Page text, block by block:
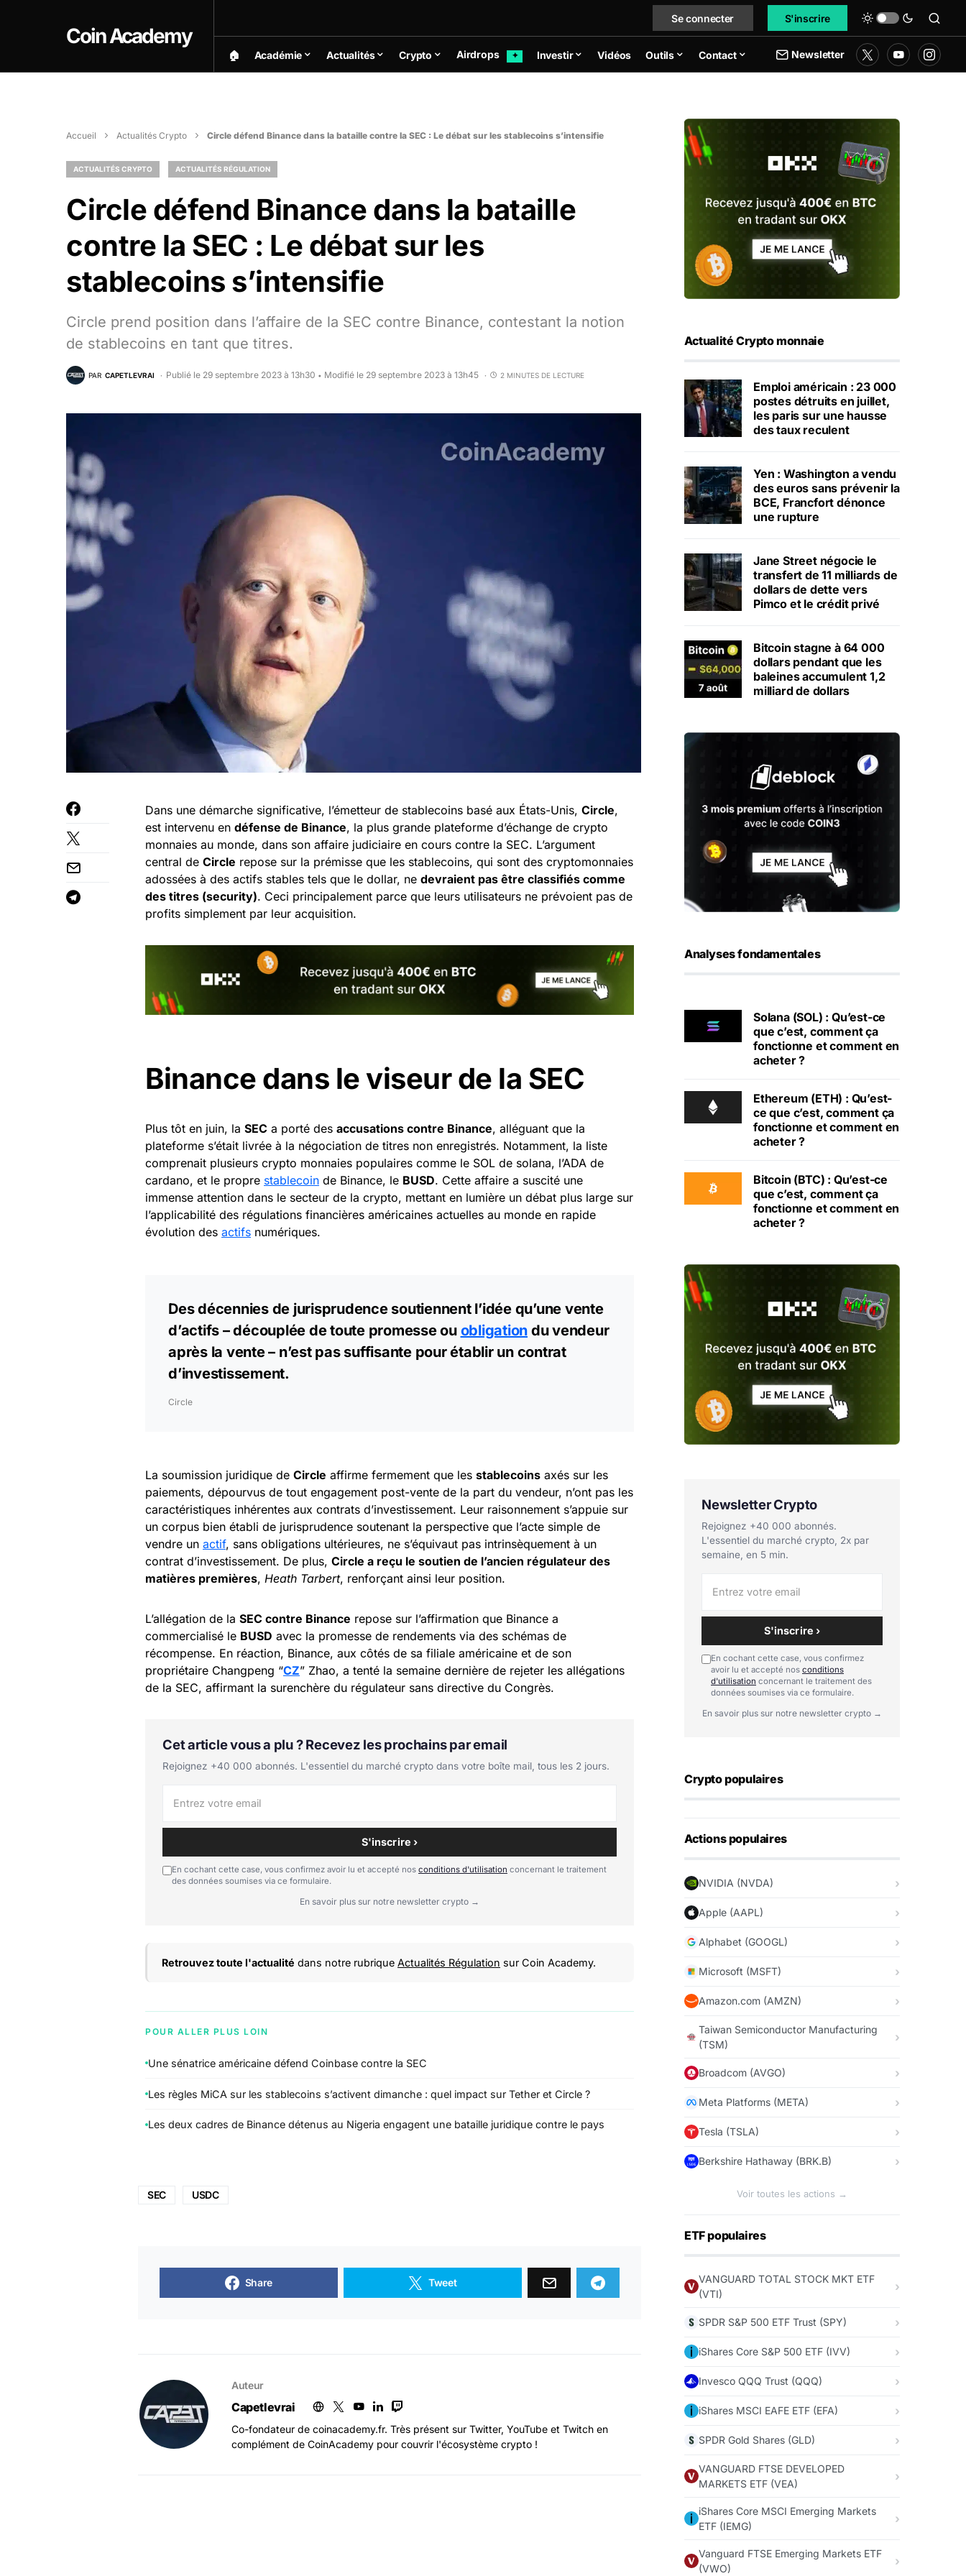
Coin Academy
Se connecter S'inscrire
🏠︎ Académie Actualités Crypto Airdrops ✦ Investir Vidéos Outils Contact Newsletter
Accueil Actualités Crypto Circle défend Binance dans la bataille contre la SEC : Le débat sur les stablecoins s’intensifie
ACTUALITÉS CRYPTO ACTUALITÉS RÉGULATION
Circle défend Binance dans la bataille
contre la SEC : Le débat sur les
stablecoins s’intensifie
Circle prend position dans l’affaire de la SEC contre Binance, contestant la notion
de stablecoins en tant que titres.
PAR CAPETLEVRAI Publié le 29 septembre 2023 à 13h30 • Modifié le 29 septembre 2023 à 13h45 2 MINUTES DE LECTURE
Dans une démarche significative, l’émetteur de stablecoins basé aux États-Unis, Circle,
est intervenu en défense de Binance, la plus grande plateforme d’échange de crypto
monnaies au monde, dans son affaire judiciaire en cours contre la SEC. L’argument
central de Circle repose sur la prémisse que les stablecoins, qui sont des cryptomonnaies
adossées à des actifs stables tels que le dollar, ne devraient pas être classifiés comme
des titres (security). Ceci principalement parce que leurs utilisateurs ne prévoient pas de
profits simplement par leur acquisition.
Binance dans le viseur de la SEC
Plus tôt en juin, la SEC a porté des accusations contre Binance, alléguant que la
plateforme s’était livrée à la négociation de titres non enregistrés. Notamment, la liste
comprenait plusieurs crypto monnaies populaires comme le SOL de solana, l’ADA de
cardano, et le propre stablecoin de Binance, le BUSD. Cette affaire a suscité une
immense attention dans le secteur de la crypto, mettant en lumière un débat plus large sur
l’applicabilité des régulations financières américaines actuelles au monde en rapide
évolution des actifs numériques.
Des décennies de jurisprudence soutiennent l’idée qu’une vente
d’actifs – découplée de toute promesse ou obligation du vendeur
après la vente – n’est pas suffisante pour établir un contrat
d’investissement.
Circle
La soumission juridique de Circle affirme fermement que les stablecoins axés sur les
paiements, dépourvus de tout engagement post-vente de la part du vendeur, n’ont pas les
caractéristiques inhérentes aux contrats d’investissement. Leur raisonnement s’appuie sur
un corpus bien établi de jurisprudence soutenant la perspective que l’acte simple de
vendre un actif, sans obligations ultérieures, ne s’équivaut pas intrinsèquement à un
contrat d’investissement. De plus, Circle a reçu le soutien de l’ancien régulateur des
matières premières, Heath Tarbert, renforçant ainsi leur position.
L’allégation de la SEC contre Binance repose sur l’affirmation que Binance a
commercialisé le BUSD avec la promesse de rendements via des schémas de
récompense. En réaction, Binance, aux côtés de sa filiale américaine et de son
propriétaire Changpeng “CZ” Zhao, a tenté la semaine dernière de rejeter les allégations
de la SEC, affirmant la surenchère du régulateur sans directive du Congrès.
Cet article vous a plu ? Recevez les prochains par email
Rejoignez +40 000 abonnés. L'essentiel du marché crypto dans votre boîte mail, tous les 2 jours.
S'inscrire ›
En cochant cette case, vous confirmez avoir lu et accepté nos conditions d'utilisation concernant le traitement
des données soumises via ce formulaire.
En savoir plus sur notre newsletter crypto →
Retrouvez toute l'actualité dans notre rubrique Actualités Régulation sur Coin Academy.
POUR ALLER PLUS LOIN
Une sénatrice américaine défend Coinbase contre la SEC
Les règles MiCA sur les stablecoins s’activent dimanche : quel impact sur Tether et Circle ?
Les deux cadres de Binance détenus au Nigeria engagent une bataille juridique contre le pays
SEC USDC
Share Tweet
Auteur
Capetlevrai
Co-fondateur de coinacademy.fr. Très présent sur Twitter, YouTube et Twitch en
complément de CoinAcademy pour couvrir l'écosystème crypto !
Actualité Crypto monnaie
Emploi américain : 23 000
postes détruits en juillet,
les paris sur une hausse
des taux reculent
Yen : Washington a vendu
des euros sans prévenir la
BCE, Francfort dénonce
une rupture
Jane Street négocie le
transfert de 11 milliards de
dollars de dette vers
Pimco et le crédit privé
Bitcoin stagne à 64 000
dollars pendant que les
baleines accumulent 1,2
milliard de dollars
Analyses fondamentales
Solana (SOL) : Qu’est-ce
que c’est, comment ça
fonctionne et comment en
acheter ?
Ethereum (ETH) : Qu’est-
ce que c’est, comment ça
fonctionne et comment en
acheter ?
Bitcoin (BTC) : Qu’est-ce
que c’est, comment ça
fonctionne et comment en
acheter ?
Newsletter Crypto
Rejoignez +40 000 abonnés.
L'essentiel du marché crypto, 2x par
semaine, en 5 min.
S'inscrire ›
En cochant cette case, vous confirmez
avoir lu et accepté nos conditions
d'utilisation concernant le traitement des
données soumises via ce formulaire.
En savoir plus sur notre newsletter crypto →
Crypto populaires
Actions populaires
NVIDIA (NVDA)
Apple (AAPL)
Alphabet (GOOGL)
Microsoft (MSFT)
Amazon.com (AMZN)
Taiwan Semiconductor Manufacturing
(TSM)
Broadcom (AVGO)
Meta Platforms (META)
Tesla (TSLA)
Berkshire Hathaway (BRK.B)
Voir toutes les actions →
ETF populaires
VANGUARD TOTAL STOCK MKT ETF
(VTI)
SPDR S&P 500 ETF Trust (SPY)
iShares Core S&P 500 ETF (IVV)
Invesco QQQ Trust (QQQ)
iShares MSCI EAFE ETF (EFA)
SPDR Gold Shares (GLD)
VANGUARD FTSE DEVELOPED
MARKETS ETF (VEA)
iShares Core MSCI Emerging Markets
ETF (IEMG)
Vanguard FTSE Emerging Markets ETF
(VWO)